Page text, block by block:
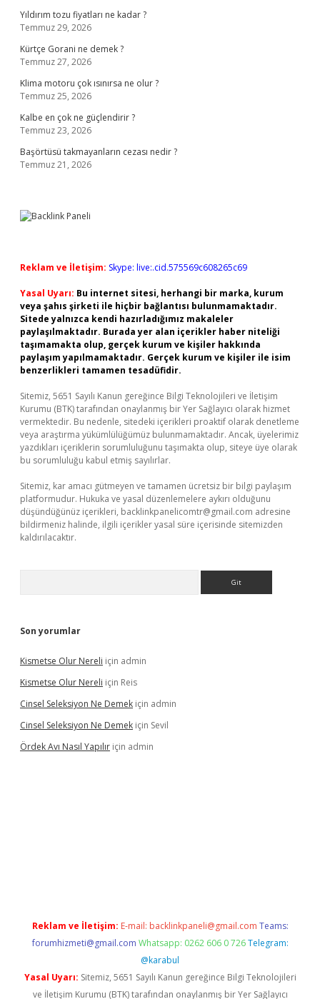
Yıldırım tozu fiyatları ne kadar ?
Temmuz 29, 2026
Kürtçe Gorani ne demek ?
Temmuz 27, 2026
Klima motoru çok ısınırsa ne olur ?
Temmuz 25, 2026
Kalbe en çok ne güçlendirir ?
Temmuz 23, 2026
Başörtüsü takmayanların cezası nedir ?
Temmuz 21, 2026
Reklam ve İletişim: Skype: live:.cid.575569c608265c69
Yasal Uyarı: Bu internet sitesi, herhangi bir marka, kurum
veya şahıs şirketi ile hiçbir bağlantısı bulunmamaktadır.
Sitede yalnızca kendi hazırladığımız makaleler
paylaşılmaktadır. Burada yer alan içerikler haber niteliği
taşımamakta olup, gerçek kurum ve kişiler hakkında
paylaşım yapılmamaktadır. Gerçek kurum ve kişiler ile isim
benzerlikleri tamamen tesadüfidir.
Sitemiz, 5651 Sayılı Kanun gereğince Bilgi Teknolojileri ve İletişim
Kurumu (BTK) tarafından onaylanmış bir Yer Sağlayıcı olarak hizmet
vermektedir. Bu nedenle, sitedeki içerikleri proaktif olarak denetleme
veya araştırma yükümlülüğümüz bulunmamaktadır. Ancak, üyelerimiz
yazdıkları içeriklerin sorumluluğunu taşımakta olup, siteye üye olarak
bu sorumluluğu kabul etmiş sayılırlar.
Sitemiz, kar amacı gütmeyen ve tamamen ücretsiz bir bilgi paylaşım
platformudur. Hukuka ve yasal düzenlemelere aykırı olduğunu
düşündüğünüz içerikleri, backlinkpanelicomtr@gmail.com adresine
bildirmeniz halinde, ilgili içerikler yasal süre içerisinde sitemizden
kaldırılacaktır.
Son yorumlar
Kismetse Olur Nereli için admin
Kismetse Olur Nereli için Reis
Cinsel Seleksiyon Ne Demek için admin
Cinsel Seleksiyon Ne Demek için Sevil
Ördek Avı Nasıl Yapılır için admin
Reklam ve İletişim: E-mail: backlinkpaneli@gmail.com Teams:
forumhizmeti@gmail.com Whatsapp: 0262 606 0 726 Telegram:
@karabul
Yasal Uyarı: Sitemiz, 5651 Sayılı Kanun gereğince Bilgi Teknolojileri
ve İletişim Kurumu (BTK) tarafından onaylanmış bir Yer Sağlayıcı